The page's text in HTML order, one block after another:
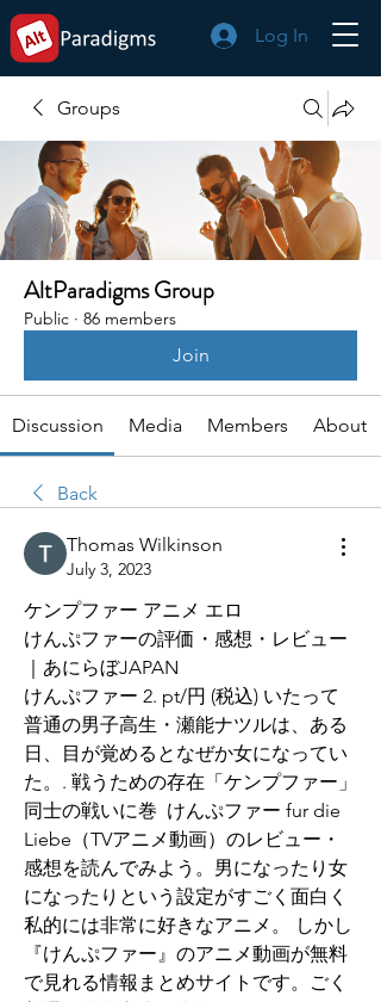
Log In
Groups
AltParadigms Group
Public · 86 members
Join
Discussion Media Members About
Back
Thomas Wilkinson
July 3, 2023
ケンプファー アニメ エロ
けんぷファーの評価・感想・レビュー
｜あにらぼJAPAN
けんぷファー 2. pt/円 (税込) いたって
普通の男子高生・瀬能ナツルは、ある
日、目が覚めるとなぜか女になってい
た。. 戦うための存在「ケンプファー」
同士の戦いに巻  けんぷファー fur die
Liebe（TVアニメ動画）のレビュー・
感想を読んでみよう。男になったり女
になったりという設定がすごく面白く
私的には非常に好きなアニメ。 しかし
『けんぷファー』のアニメ動画が無料
で見れる情報まとめサイトです。ごく